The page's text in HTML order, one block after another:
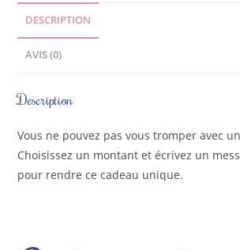
DESCRIPTION
AVIS (0)
Description
Vous ne pouvez pas vous tromper avec
Choisissez un montant et écrivez un
pour rendre ce cadeau unique.